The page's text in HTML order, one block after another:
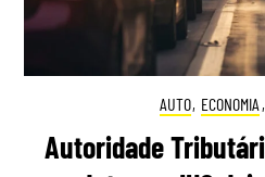
AUTO, ECONOMIA ,
Autoridade